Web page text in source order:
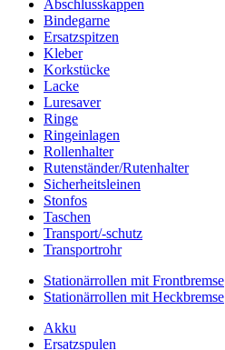
Abschlusskappen
Bindegarne
Ersatzspitzen
Kleber
Korkstücke
Lacke
Luresaver
Ringe
Ringeinlagen
Rollenhalter
Rutenständer/Rutenhalter
Sicherheitsleinen
Stonfos
Taschen
Transport/-schutz
Transportrohr
Stationärrollen mit Frontbremse
Stationärrollen mit Heckbremse
Akku
Ersatzspulen